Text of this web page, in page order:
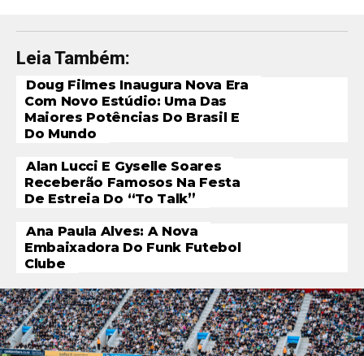
Leia Também:
Doug Filmes Inaugura Nova Era
Com Novo Estúdio: Uma Das
Maiores Potências Do Brasil E
Do Mundo
Alan Lucci E Gyselle Soares
Receberão Famosos Na Festa
De Estreia Do “To Talk”
Ana Paula Alves: A Nova
Embaixadora Do Funk Futebol
Clube